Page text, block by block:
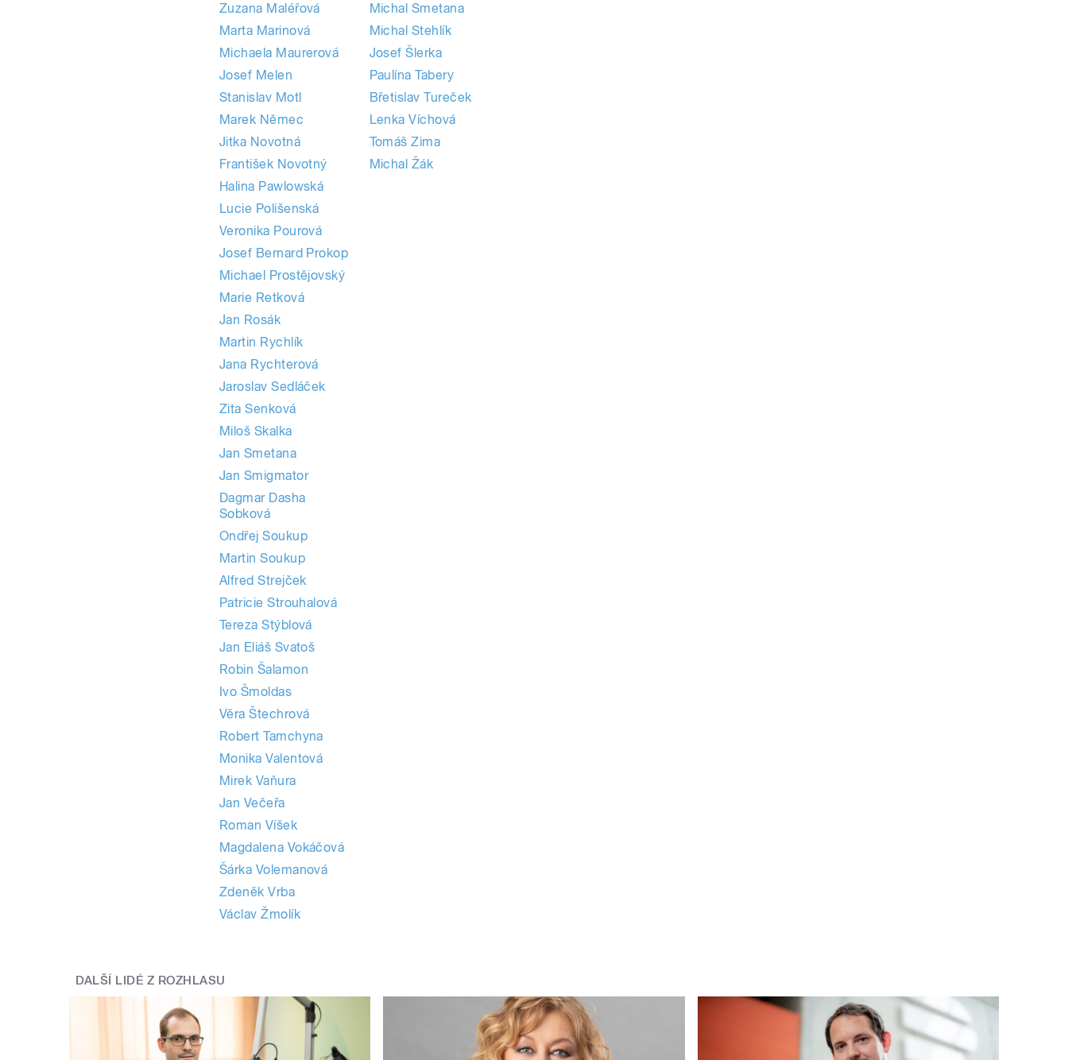
Zuzana Maléřová
Marta Marinová
Michaela Maurerová
Josef Melen
Stanislav Motl
Marek Němec
Jitka Novotná
František Novotný
Halina Pawlowská
Lucie Polišenská
Veronika Pourová
Josef Bernard Prokop
Michael Prostějovský
Marie Retková
Jan Rosák
Martin Rychlík
Jana Rychterová
Jaroslav Sedláček
Zita Senková
Miloš Skalka
Jan Smetana
Jan Smigmator
Dagmar Dasha
Sobková
Ondřej Soukup
Martin Soukup
Alfred Strejček
Patricie Strouhalová
Tereza Stýblová
Jan Eliáš Svatoš
Robin Šalamon
Ivo Šmoldas
Věra Štechrová
Robert Tamchyna
Monika Valentová
Mirek Vaňura
Jan Večeřa
Roman Víšek
Magdalena Vokáčová
Šárka Volemanová
Zdeněk Vrba
Václav Žmolík
Michal Smetana
Michal Stehlík
Josef Šlerka
Paulína Tabery
Břetislav Tureček
Lenka Víchová
Tomáš Zima
Michal Žák
DALŠÍ LIDÉ Z ROZHLASU